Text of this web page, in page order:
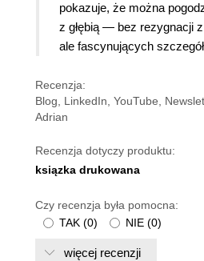
pokazuje, że można
z głębią — bez rezygnacji
ale fascynujących
Recenzja:
Blog, LinkedIn, YouTube,
Adrian
Recenzja dotyczy produktu:
ksiązka drukowana
Czy recenzja była pomocna:
TAK (0) NIE (0)
więcej recenzji